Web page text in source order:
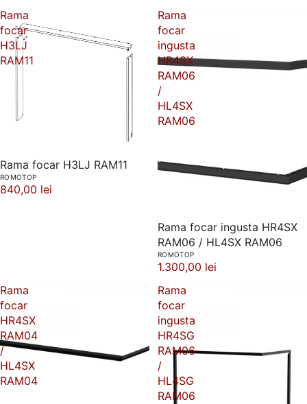
Rama
focar
H3LJ
RAM11
Rama focar H3LJ RAM11
ROMOTOP
840,00 lei
Rama
focar
ingusta
HR4SX
RAM06
/
HL4SX
RAM06
Rama focar ingusta HR4SX
RAM06 / HL4SX RAM06
ROMOTOP
1.300,00 lei
Rama
focar
HR4SX
RAM04
/
HL4SX
RAM04
Rama
focar
ingusta
HR4SG
RAM06
/
HL4SG
RAM06